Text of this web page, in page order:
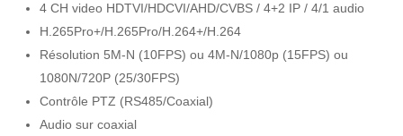
4 CH video HDTVI/HDCVI/AHD/CVBS / 4+2 IP / 4/1 audio
H.265Pro+/H.265Pro/H.264+/H.264
Résolution 5M-N (10FPS) ou 4M-N/1080p (15FPS) ou
1080N/720P (25/30FPS)
Contrôle PTZ (RS485/Coaxial)
Audio sur coaxial